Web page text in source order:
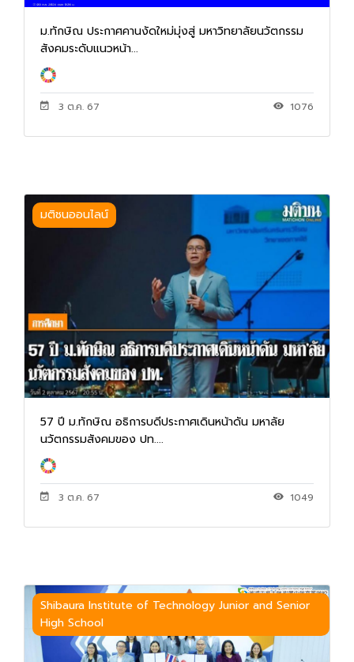
ม.ทักษิณ ประกาศคานงัดใหม่มุ่งสู่ มหาวิทยาลัยนวัตกรรม
สังคมระดับแนวหน้า...
3 ต.ค. 67 1076
มติชนออนไลน์
57 ปี ม.ทักษิณ อธิการบดีประกาศเดินหน้าดัน มหาลัย
นวัตกรรมสังคมของ ปท....
3 ต.ค. 67 1049
Shibaura Institute of Technology Junior and Senior
High School